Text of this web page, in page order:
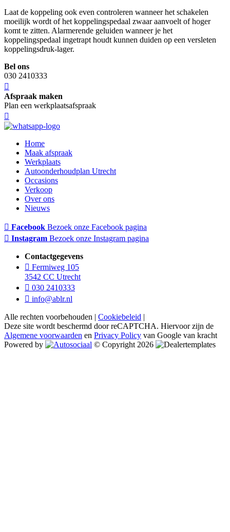
Laat de koppeling ook even controleren wanneer het schakelen
moeilijk wordt of het koppelingspedaal zwaar aanvoelt of hoger
komt te zitten. Alarmerende geluiden wanneer je het
koppelingspedaal ingetrapt houdt kunnen duiden op een versleten
koppelingsdruk-lager.
Bel ons
030 2410333
Afspraak maken
Plan een werkplaatsafspraak
Home
Maak afspraak
Werkplaats
Autoonderhoudplan Utrecht
Occasions
Verkoop
Over ons
Nieuws
Facebook Bezoek onze Facebook pagina
Instagram Bezoek onze Instagram pagina
Contactgegevens
Fermiweg 105
3542 CC Utrecht
030 2410333
info@ablr.nl
Alle rechten voorbehouden | Cookiebeleid |
Deze site wordt beschermd door reCAPTCHA. Hiervoor zijn de
Algemene voorwaarden en Privacy Policy van Google van kracht
Powered by
© Copyright 2026